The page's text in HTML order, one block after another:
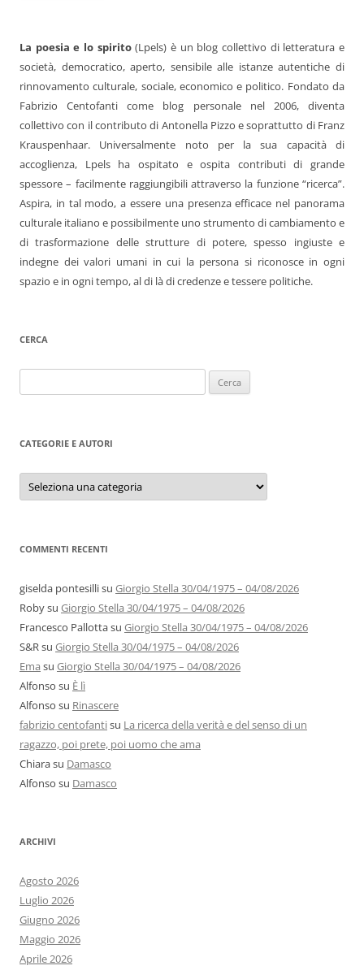
La poesia e lo spirito(Lpels) è un blog collettivo di letteratura e
società, democratico, aperto, sensibile alle istanze autentiche di
rinnovamento culturale, sociale, economico e politico. Fondato da
Fabrizio Centofanti come blog personale nel 2006, diventa
collettivo con il contributo di Antonella Pizzo e soprattutto di Franz
Krauspenhaar. Universalmente noto per la sua capacità di
accoglienza, Lpels ha ospitato e ospita contributi di grande
spessore – facilmente raggiungibili attraverso la funzione “ricerca”.
Aspira, in tal modo, a essere una presenza efficace nel panorama
culturale italiano e possibilmente uno strumento di cambiamento e
di trasformazione delle strutture di potere, spesso ingiuste e
indegne dei valori umani in cui la persona si riconosce in ogni
spazio e in ogni tempo, al di là di credenze e tessere politiche.
CERCA
per:
CATEGORIE E AUTORI
Categorie
autori
COMMENTI RECENTI
giselda pontesillisu Giorgio Stella 30/04/1975 – 04/08/2026
Robysu Giorgio Stella 30/04/1975 – 04/08/2026
Francesco Pallottasu Giorgio Stella 30/04/1975 – 04/08/2026
S&Rsu Giorgio Stella 30/04/1975 – 04/08/2026
Ema su Giorgio Stella 30/04/1975 – 04/08/2026
Alfonso su È lì
Alfonso su Rinascere
fabrizio centofantisu La ricerca della verità e del senso di un
ragazzo, poi prete, poi uomo che ama
Chiarasu Damasco
Alfonso su Damasco
ARCHIVI
Agosto 2026
Luglio 2026
Giugno 2026
Maggio 2026
Aprile 2026